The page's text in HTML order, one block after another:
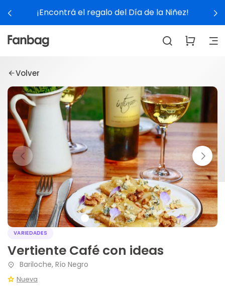
¡Encontrá el regalo del Día de la Niñez!
Volver
VARIEDADES
Vertiente Café con ideas
Bariloche, Río Negro
Nueva